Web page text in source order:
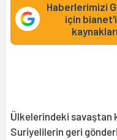
Haberlerimizi
için
Ülkelerindeki savaştan
Suriyelilerin geri